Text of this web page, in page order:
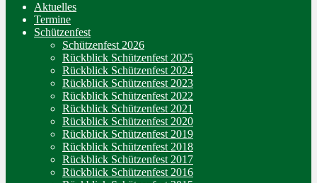
Aktuelles
Termine
Schützenfest
Schützenfest 2026
Rückblick Schützenfest 2025
Rückblick Schützenfest 2024
Rückblick Schützenfest 2023
Rückblick Schützenfest 2022
Rückblick Schützenfest 2021
Rückblick Schützenfest 2020
Rückblick Schützenfest 2019
Rückblick Schützenfest 2018
Rückblick Schützenfest 2017
Rückblick Schützenfest 2016